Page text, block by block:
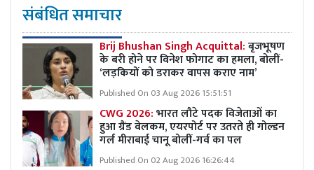
संबंधित समाचार
Brij Bhushan Singh Acquittal:बृजभूषण
के बरी होने पर विनेश फोगाट का हमला, बोलीं-
‘लड़कियों को डराकर वापस कराए नाम’
Published On 03 Aug 2026 15:51:51
CWG 2026:भारत लौटे पदक विजेताओं का
हुआ ग्रैंड वेलकम, एयरपोर्ट पर उतरते ही गोल्डन
गर्ल मीराबाई चानू बोलीं-गर्व का पल
Published On 02 Aug 2026 16:26:44